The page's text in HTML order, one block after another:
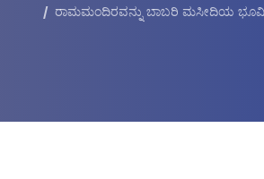
ರಾಮಮಂದಿರವನ್ನು ಬಾಬರಿ ಮಸೀದಿಯ